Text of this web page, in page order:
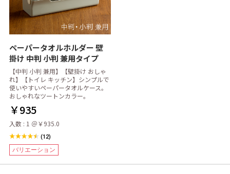
ペーパータオルホルダー 壁
掛け 中判 小判 兼用タイプ
【中判 小判 兼用】【壁掛け おしゃ
れ】【トイレ キッチン】シンプルで
使いやすいペーパータオルケース。
おしゃれなツートンカラー。
￥935
入数 : 1 ＠￥935.0
(12)
バリエーション